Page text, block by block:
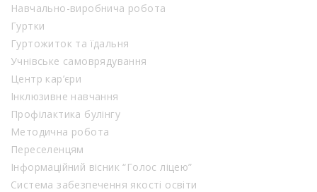
Навчально-виробнича робота
Гуртки
Гуртожиток та їдальня
Учнівське самоврядування
Центр кар’єри
Інклюзивне навчання
Профілактика булінгу
Методична робота
Переселенцям
Інформаційний вісник “Голос ліцею”
Система забезпечення якості освіти